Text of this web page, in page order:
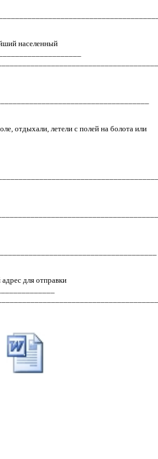
населенный
отдыхали, летели с полей на болота или
для отправки